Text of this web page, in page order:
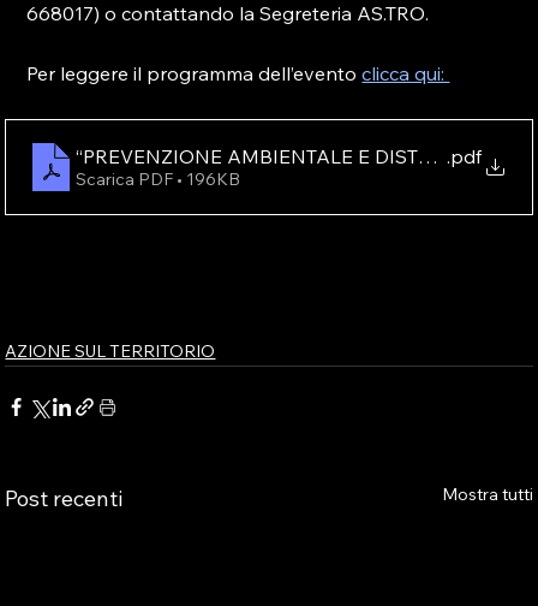
668017) o contattando la Segreteria AS.TRO.
Per leggere il programma dell’evento clicca qui:
“PREVENZIONE AMBIENTALE E DISTURBO DA
.pdf
Scarica PDF • 196KB
AZIONE SUL TERRITORIO
Post recenti Mostra tutti